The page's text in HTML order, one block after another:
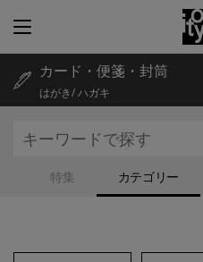
特集 カテゴリー
カード・便箋・封筒
はがき/ ハガキ